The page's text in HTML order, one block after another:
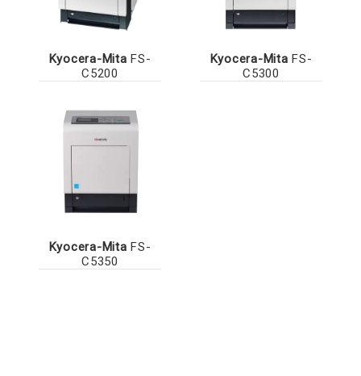
Kyocera-Mita FS-
C5200
Kyocera-Mita FS-
C5300
Kyocera-Mita FS-
C5350